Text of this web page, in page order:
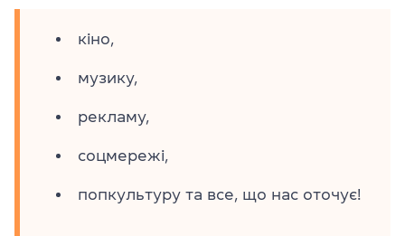
кіно,
музику,
рекламу,
соцмережі,
попкультуру та все, що нас оточує!